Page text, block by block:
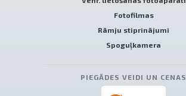
Fotofilmas
Rāmju stiprinājumi
Spoguļkamera
PIEGĀDES VEIDI UN CENAS